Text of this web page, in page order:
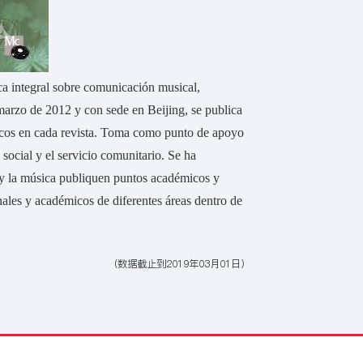
integral sobre comunicación musical,
de 2012 y con sede en Beijing, se publica
en cada revista. Toma como punto de apoyo
y el servicio comunitario. Se ha
la música publiquen puntos académicos y
y académicos de diferentes áreas dentro de
（数据截止到2019年03月01日）